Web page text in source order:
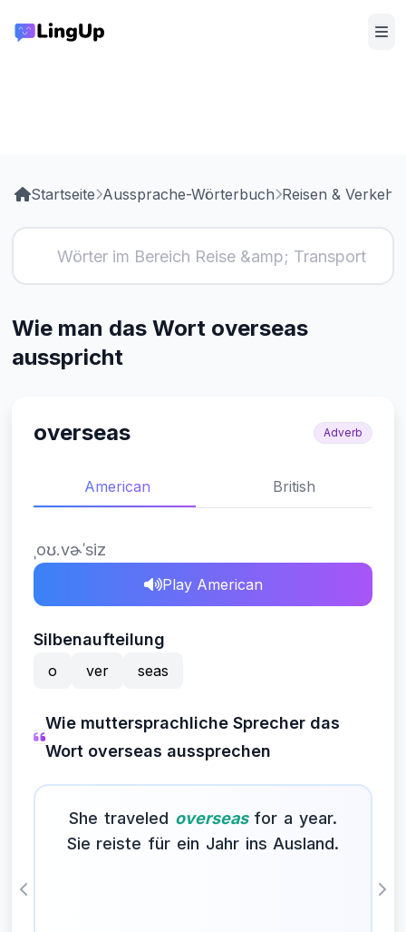
Startseite Aussprache-Wörterbuch Reisen & Verkehr
Wie man das Wort overseas
ausspricht
overseas Adverb
American British
ˌoʊ.vɚˈsiz
Play American
Silbenaufteilung
o ver seas
Wie muttersprachliche Sprecher das
Wort overseas aussprechen
She traveled overseasfor a year.
Sie reiste für ein Jahr ins Ausland.
Previous